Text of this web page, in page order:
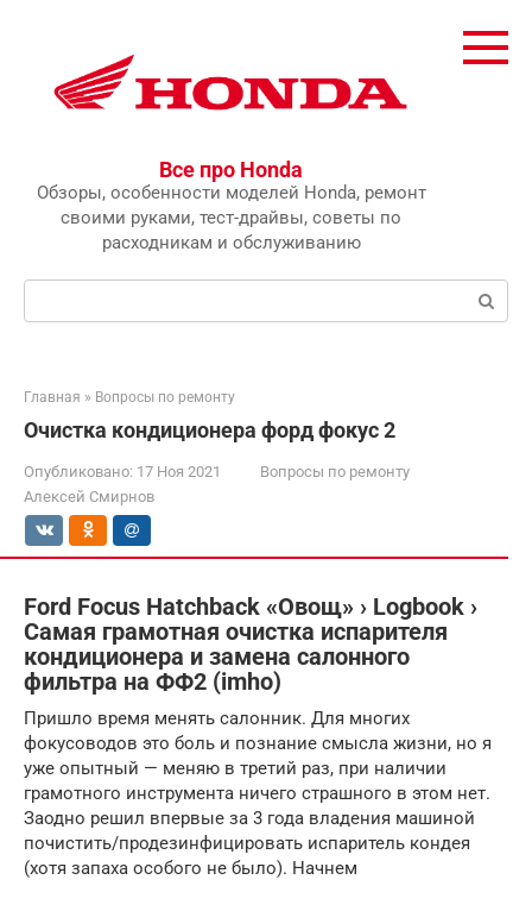
Все про Honda
Обзоры, особенности моделей Honda, ремонт
своими руками, тест-драйвы, советы по
расходникам и обслуживанию
Главная » Вопросы по ремонту
Очистка кондиционера форд фокус 2
Опубликовано: 17 Ноя 2021
Вопросы по ремонту
Алексей Смирнов
Ford Focus Hatchback «Овощ» › Logbook ›
Самая грамотная очистка испарителя
кондиционера и замена салонного
фильтра на ФФ2 (imho)
Пришло время менять салонник. Для многих
фокусоводов это боль и познание смысла жизни, но я
уже опытный — меняю в третий раз, при наличии
грамотного инструмента ничего страшного в этом нет.
Заодно решил впервые за 3 года владения машиной
почистить/продезинфицировать испаритель кондея
(хотя запаха особого не было). Начнем